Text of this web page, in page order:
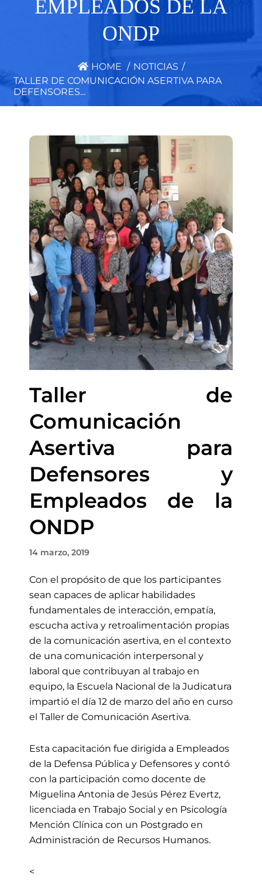
EMPLEADOS DE LA
ONDP
HOME / NOTICIAS /
TALLER DE COMUNICACIÓN ASERTIVA PARA
DEFENSORES...
Taller de
Comunicación
Asertiva para
Defensores y
Empleados de la
ONDP
14 marzo, 2019
Con el propósito de que los participantes
sean capaces de aplicar habilidades
fundamentales de interacción, empatía,
escucha activa y retroalimentación propias
de la comunicación asertiva, en el contexto
de una comunicación interpersonal y
laboral que contribuyan al trabajo en
equipo, la Escuela Nacional de la Judicatura
impartió el día 12 de marzo del año en curso
el Taller de Comunicación Asertiva.
Esta capacitación fue dirigida a Empleados
de la Defensa Pública y Defensores y contó
con la participación como docente de
Miguelina Antonia de Jesús Pérez Evertz,
licenciada en Trabajo Social y en Psicología
Mención Clínica con un Postgrado en
Administración de Recursos Humanos.
<